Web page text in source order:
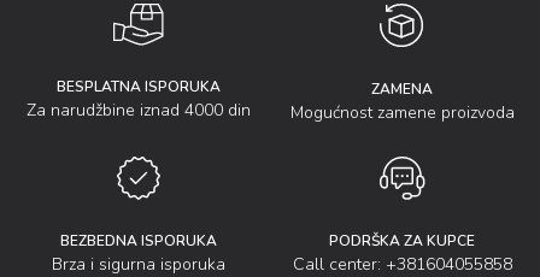
BESPLATNA ISPORUKA
Za narudžbine iznad 4000 din
ZAMENA
Mogućnost zamene proizvoda
BEZBEDNA ISPORUKA
Brza i sigurna isporuka
PODRŠKA ZA KUPCE
Call center: +381604055858